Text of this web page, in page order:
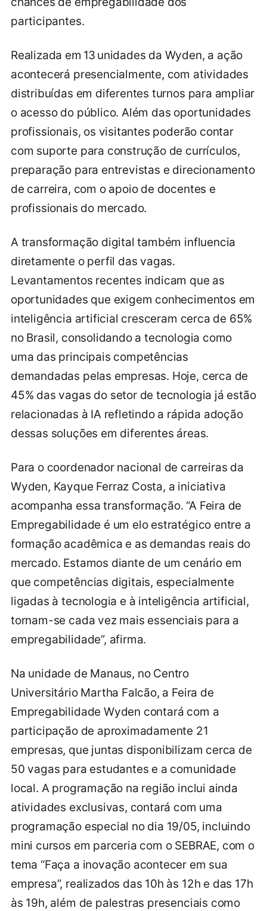
participantes.
Realizada em 13 unidades da Wyden, a ação
acontecerá presencialmente, com atividades
distribuídas em diferentes turnos para ampliar
o acesso do público. Além das oportunidades
profissionais, os visitantes poderão contar
com suporte para construção de currículos,
preparação para entrevistas e direcionamento
de carreira, com o apoio de docentes e
profissionais do mercado.
A transformação digital também influencia
diretamente o perfil das vagas.
Levantamentos recentes indicam que as
oportunidades que exigem conhecimentos em
inteligência artificial cresceram cerca de 65%
no Brasil, consolidando a tecnologia como
uma das principais competências
demandadas pelas empresas. Hoje, cerca de
45% das vagas do setor de tecnologia já estão
relacionadas à IA refletindo a rápida adoção
dessas soluções em diferentes áreas.
Para o coordenador nacional de carreiras da
Wyden, Kayque Ferraz Costa, a iniciativa
acompanha essa transformação. “A Feira de
Empregabilidade é um elo estratégico entre a
formação acadêmica e as demandas reais do
mercado. Estamos diante de um cenário em
que competências digitais, especialmente
ligadas à tecnologia e à inteligência artificial,
tornam-se cada vez mais essenciais para a
empregabilidade”, afirma.
Na unidade de Manaus, no Centro
Universitário Martha Falcão, a Feira de
Empregabilidade Wyden contará com a
participação de aproximadamente 21
empresas, que juntas disponibilizam cerca de
50 vagas para estudantes e a comunidade
local. A programação na região inclui ainda
atividades exclusivas, contará com uma
programação especial no dia 19/05, incluindo
mini cursos em parceria com o SEBRAE, com o
tema “Faça a inovação acontecer em sua
empresa”, realizados das 10h às 12h e das 17h
às 19h, além de palestras presenciais como